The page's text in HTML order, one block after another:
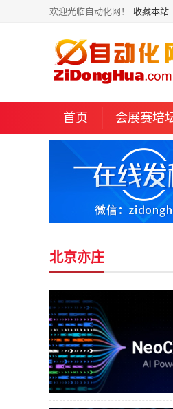
欢迎光临自动化网！ 收藏本站
首页 会展赛培
北京亦庄